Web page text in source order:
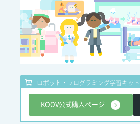
ロボット・プログラミング学習キット
KOOV公式購入ページ